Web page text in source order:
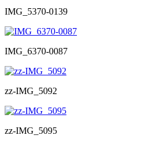
IMG_5370-0139
IMG_6370-0087
zz-IMG_5092
zz-IMG_5095